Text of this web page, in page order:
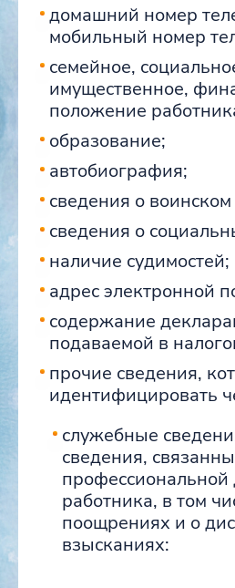
домашний номер
мобильный номер
семейное,
имущественное,
положение
образование;
автобиография;
сведения о воинском
сведения о
наличие судимостей;
адрес электронной
содержание
подаваемой в
прочие сведения,
идентифицировать
служебные
сведения,
профессиональной
работника, в том
поощрениях и о
взысканиях: